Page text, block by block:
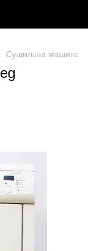
Сушильна машина